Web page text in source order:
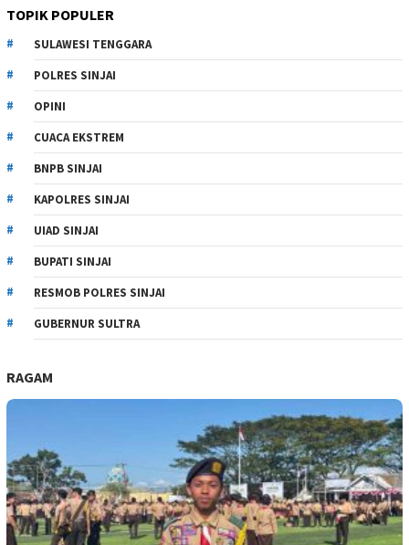
TOPIK POPULER
SULAWESI TENGGARA
POLRES SINJAI
OPINI
CUACA EKSTREM
BNPB SINJAI
KAPOLRES SINJAI
UIAD SINJAI
BUPATI SINJAI
RESMOB POLRES SINJAI
GUBERNUR SULTRA
RAGAM